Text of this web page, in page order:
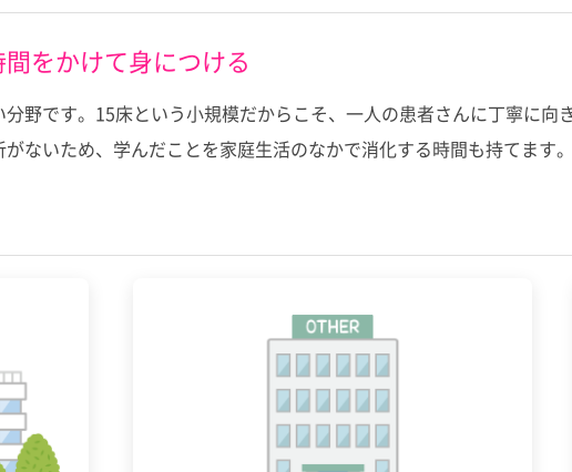
をかけて身につける
野です。15床という小規模だからこそ、一人の患者さんに丁寧に
ないため、学んだことを家庭生活のなかで消化する時間も持てます